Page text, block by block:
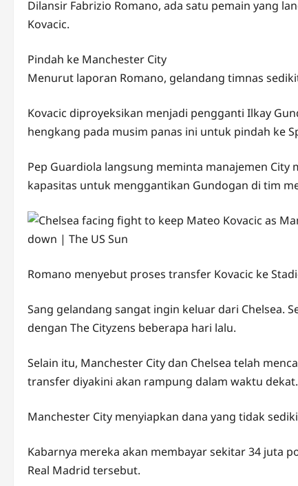
Dilansir Fabrizio Romano, ada satu pemain yang
Kovacic.
Pindah ke Manchester City
Menurut laporan Romano, gelandang timnas
Kovacic diproyeksikan menjadi pengganti Ilkay
hengkang pada musim panas ini untuk pindah ke
Pep Guardiola langsung meminta manajemen City
kapasitas untuk menggantikan Gundogan di tim
Romano menyebut proses transfer Kovacic ke
Sang gelandang sangat ingin keluar dari Chelsea.
dengan The Cityzens beberapa hari lalu.
Selain itu, Manchester City dan Chelsea telah
transfer diyakini akan rampung dalam waktu dekat.
Manchester City menyiapkan dana yang tidak
Kabarnya mereka akan membayar sekitar 34 juta
Real Madrid tersebut.